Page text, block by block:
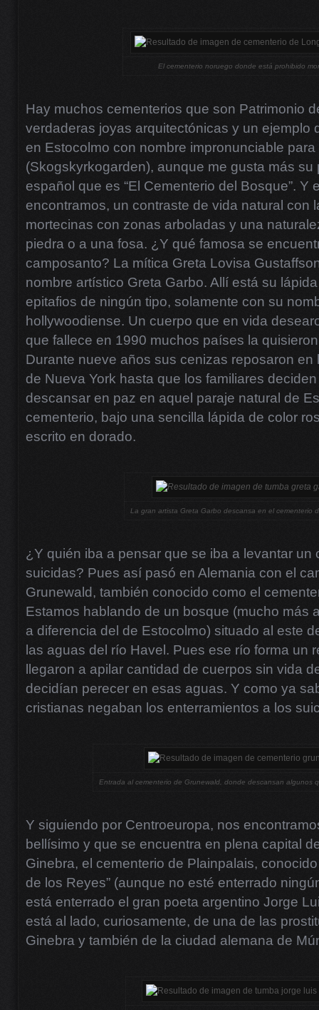
El cementerio noruego donde está prohibido
Hay muchos cementerios que son Patrimonio
verdaderas joyas arquitectónicas y un ejemplo
en Estocolmo con nombre impronunciable
(Skogskyrkogarden), aunque me gusta más su
español que es “El Cementerio del Bosque”. Y
encontramos, un contraste de vida natural con
mortecinas con zonas arboladas y una
piedra o a una fosa. ¿Y qué famosa se
camposanto? La mítica Greta Lovisa
nombre artístico Greta Garbo. Allí está su
epitafios de ningún tipo, solamente con su
hollywoodiense. Un cuerpo que en vida
que fallece en 1990 muchos países la
Durante nueve años sus cenizas reposaron en
de Nueva York hasta que los familiares
descansar en paz en aquel paraje natural de
cementerio, bajo una sencilla lápida de color
escrito en dorado.
La gran artista Greta Garbo descansa en el cementerio
¿Y quién iba a pensar que se iba a levantar un
suicidas? Pues así pasó en Alemania con el
Grunewald, también conocido como el
Estamos hablando de un bosque (mucho más
a diferencia del de Estocolmo) situado al este
las aguas del río Havel. Pues ese río forma un
llegaron a apilar cantidad de cuerpos sin vida
decidían perecer en esas aguas. Y como ya
cristianas negaban los enterramientos a los
Entrada al cementerio de Grunewald, donde descansan algunos
Y siguiendo por Centroeuropa, nos
bellísimo y que se encuentra en plena capital
Ginebra, el cementerio de Plainpalais,
de los Reyes” (aunque no esté enterrado
está enterrado el gran poeta argentino Jorge
está al lado, curiosamente, de una de las
Ginebra y también de la ciudad alemana de